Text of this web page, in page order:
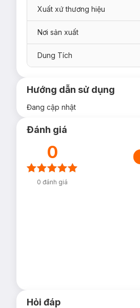
Xuất xứ thương hiệu
Nơi sản xuất
Dung Tích
Hướng dẫn sử dụng
Đang cập nhật
Đánh giá
0
0 đánh giá
Hỏi đáp